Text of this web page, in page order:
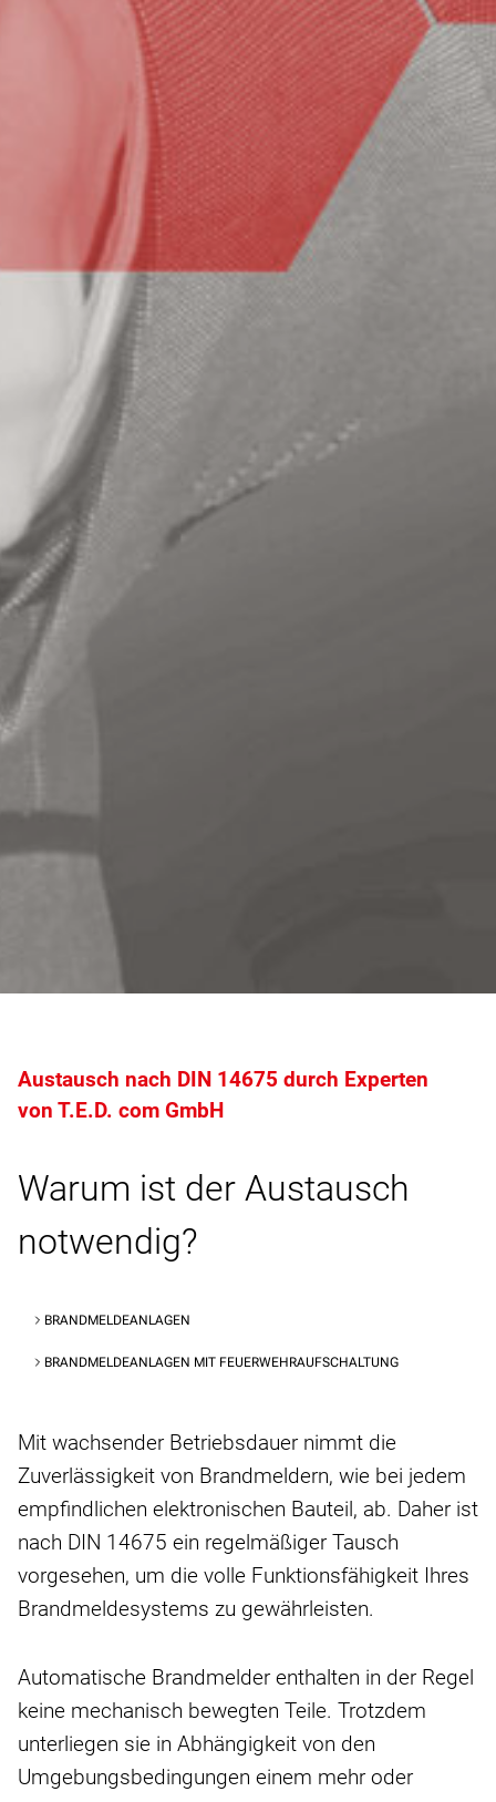
Austausch nach DIN 14675 durch Experten
von T.E.D. com GmbH
Warum ist der Austausch
notwendig?
BRANDMELDEANLAGEN
BRANDMELDEANLAGEN MIT FEUERWEHRAUFSCHALTUNG
Mit wachsender Betriebsdauer nimmt die
Zuverlässigkeit von Brandmeldern, wie bei jedem
empfindlichen elektronischen Bauteil, ab. Daher ist
nach DIN 14675 ein regelmäßiger Tausch
vorgesehen, um die volle Funktionsfähigkeit Ihres
Brandmeldesystems zu gewährleisten.
Automatische Brandmelder enthalten in der Regel
keine mechanisch bewegten Teile. Trotzdem
unterliegen sie in Abhängigkeit von den
Umgebungsbedingungen einem mehr oder